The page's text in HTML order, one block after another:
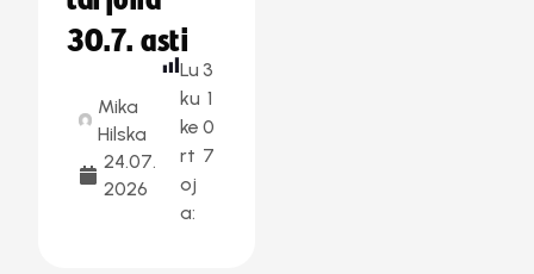
30.7. asti
Mika
Hilska
24.07.
2026
Lu
ku
ke
rt
oj
a:
3
1
0
7